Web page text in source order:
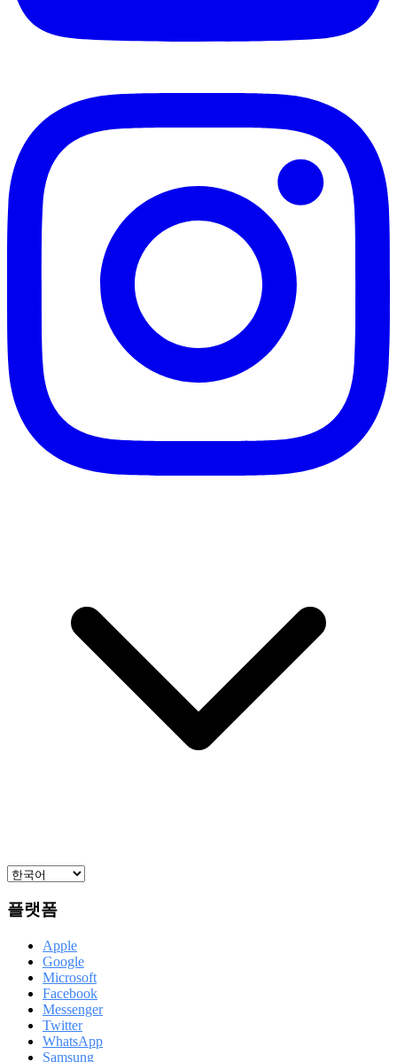
플랫폼
Apple
Google
Microsoft
Facebook
Messenger
Twitter
WhatsApp
Samsung